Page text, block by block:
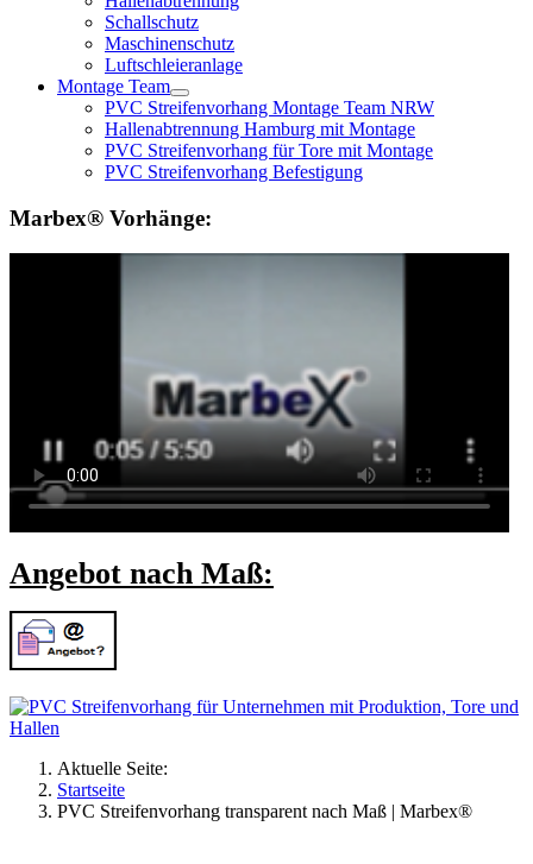
Schallschutz
Maschinenschutz
Luftschleieranlage
Montage Team
PVC Streifenvorhang Montage Team NRW
Hallenabtrennung Hamburg mit Montage
PVC Streifenvorhang für Tore mit Montage
PVC Streifenvorhang Befestigung
Marbex® Vorhänge:
Angebot nach Maß:
Aktuelle Seite:
Startseite
PVC Streifenvorhang transparent nach Maß | Marbex®